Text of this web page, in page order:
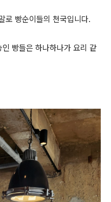
로 빵순이들의 천국입니다.
빵들은 하나하나가 요리 같